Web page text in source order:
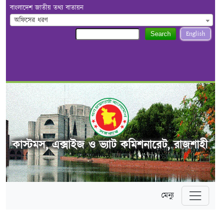
বাংলাদেশ জাতীয় তথ্য বাতায়ন
অফিসের ধরণ
English
Search
কাস্টমস, এক্সাইজ ও ভ্যাট কমিশনারেট, রাজশাহী
মেন্যু